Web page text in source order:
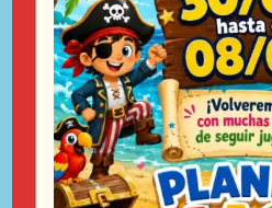
HORARIO
ENTRADA GENERAL: